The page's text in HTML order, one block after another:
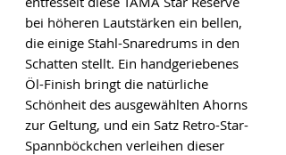
bei höheren Lautstärken ein bellen,
die einige Stahl-Snaredrums in den
Schatten stellt. Ein handgeriebenes
Öl-Finish bringt die natürliche
Schönheit des ausgewählten Ahorns
zur Geltung, und ein Satz Retro-Star-
Spannböckchen verleihen dieser